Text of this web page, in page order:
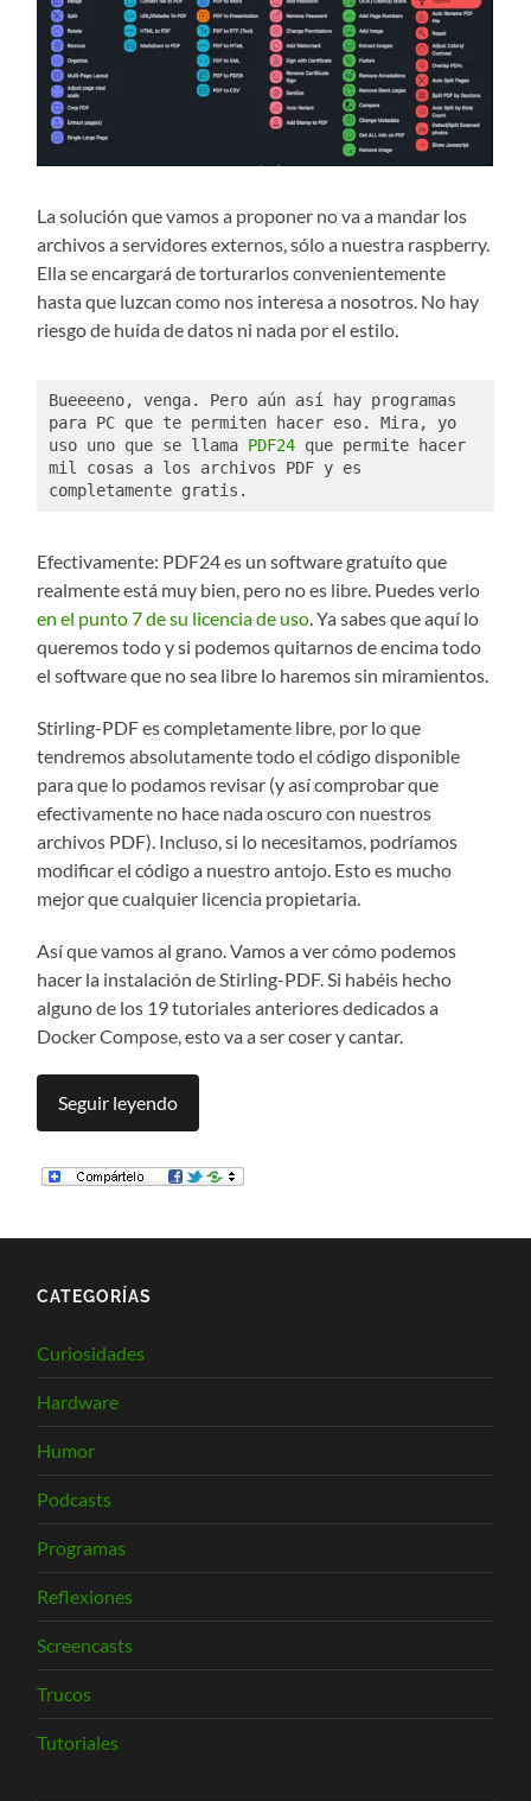
La solución que vamos a proponer no va a mandar los
archivos a servidores externos, sólo a nuestra raspberry.
Ella se encargará de torturarlos convenientemente
hasta que luzcan como nos interesa a nosotros. No hay
riesgo de huída de datos ni nada por el estilo.
Bueeeeno, venga. Pero aún así hay programas
para PC que te permiten hacer eso. Mira, yo
uso uno que se llama PDF24 que permite hacer
mil cosas a los archivos PDF y es
completamente gratis.
Efectivamente: PDF24 es un software gratuíto que
realmente está muy bien, pero no es libre. Puedes verlo
en el punto 7 de su licencia de uso . Ya sabes que aquí lo
queremos todo y si podemos quitarnos de encima todo
el software que no sea libre lo haremos sin miramientos.
Stirling-PDF es completamente libre, por lo que
tendremos absolutamente todo el código disponible
para que lo podamos revisar (y así comprobar que
efectivamente no hace nada oscuro con nuestros
archivos PDF). Incluso, si lo necesitamos, podríamos
modificar el código a nuestro antojo. Esto es mucho
mejor que cualquier licencia propietaria.
Así que vamos al grano. Vamos a ver cómo podemos
hacer la instalación de Stirling-PDF. Si habéis hecho
alguno de los 19 tutoriales anteriores dedicados a
Docker Compose, esto va a ser coser y cantar.
Seguir leyendo
CATEGORÍAS
Curiosidades
Hardware
Humor
Podcasts
Programas
Reflexiones
Screencasts
Trucos
Tutoriales